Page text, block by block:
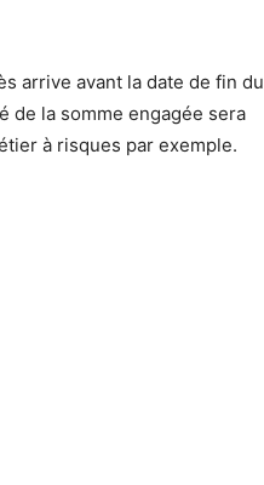
arrive avant la date de fin du
de la somme engagée sera
à risques par exemple.